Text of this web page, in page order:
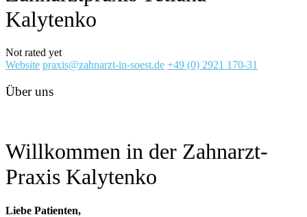
Kalytenko
Not rated yet
Website praxis@zahnarzt-in-soest.de +49 (0) 2921 170-31
Über uns
Willkommen in der Zahnarzt-
Praxis Kalytenko
Liebe Patienten,